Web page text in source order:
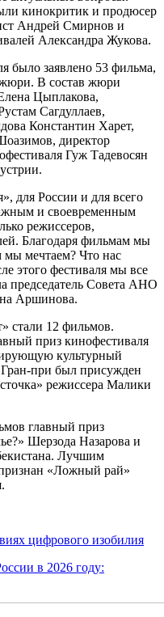
кинокритик и продюсер
Андрей Смирнов и
Александра Жукова.
было заявлено 53 фильма,
В состав жюри
Цыплакова,
Сагдуллаев,
Константин Харет,
директор
Гуж Тадевосян
для России и для всего
и своевременным
режиссеров,
Благодаря фильмам мы
мы мечтаем? Что нас
этого фестиваля мы все
председатель Совета АНО
Аршинова.
стали 12 фильмов.
приз кинофестиваля
культурный
при был присужден
режиссера Малики
главный приз
Шерзода Назарова и
Лучшим
«Ложный рай»
цифрового изобилия
в 2026 году: